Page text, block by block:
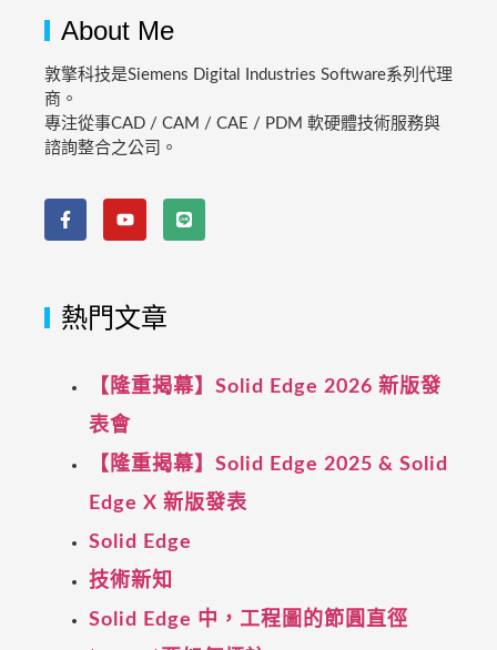
About Me
敦擎科技是Siemens Digital Industries Software系列代理
商。
專注從事CAD / CAM / CAE / PDM 軟硬體技術服務與
諮詢整合之公司。
熱門文章
【隆重揭幕】Solid Edge 2026 新版發
表會
【隆重揭幕】Solid Edge 2025 & Solid
Edge X 新版發表
Solid Edge
技術新知
Solid Edge 中，工程圖的節圓直徑